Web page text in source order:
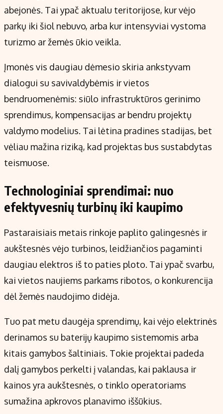
abejonės. Tai ypač aktualu teritorijose, kur vėjo
parkų iki šiol nebuvo, arba kur intensyviai vystoma
turizmo ar žemės ūkio veikla.
Įmonės vis daugiau dėmesio skiria ankstyvam
dialogui su savivaldybėmis ir vietos
bendruomenėmis: siūlo infrastruktūros gerinimo
sprendimus, kompensacijas ar bendru projektų
valdymo modelius. Tai lėtina pradines stadijas, bet
vėliau mažina riziką, kad projektas bus sustabdytas
teismuose.
Technologiniai sprendimai: nuo
efektyvesnių turbinų iki kaupimo
Pastaraisiais metais rinkoje paplito galingesnės ir
aukštesnės vėjo turbinos, leidžiančios pagaminti
daugiau elektros iš to paties ploto. Tai ypač svarbu,
kai vietos naujiems parkams ribotos, o konkurencija
dėl žemės naudojimo didėja.
Tuo pat metu daugėja sprendimų, kai vėjo elektrinės
derinamos su baterijų kaupimo sistemomis arba
kitais gamybos šaltiniais. Tokie projektai padeda
dalį gamybos perkelti į valandas, kai paklausa ir
kainos yra aukštesnės, o tinklo operatoriams
sumažina apkrovos planavimo iššūkius.